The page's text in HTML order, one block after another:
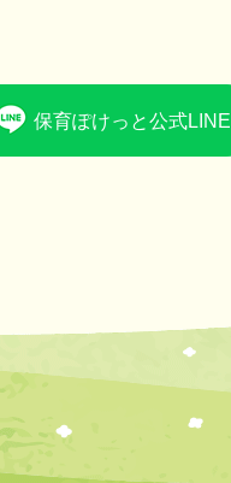
保育ぽけっと公式LINE